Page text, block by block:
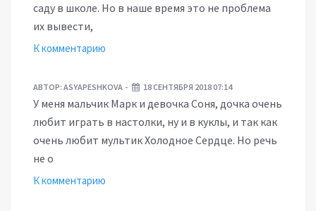
саду в школе. Но в наше время это не проблема
их вывести,
К комментарию
АВТОР: ASYAPESHKOVA 18 СЕНТЯБРЯ 2018 07:14
У меня мальчик Марк и девочка Соня, дочка очень
любит играть в настолки, ну и в куклы, и так как
очень любит мультик Холодное Сердце. Но речь
не о
К комментарию